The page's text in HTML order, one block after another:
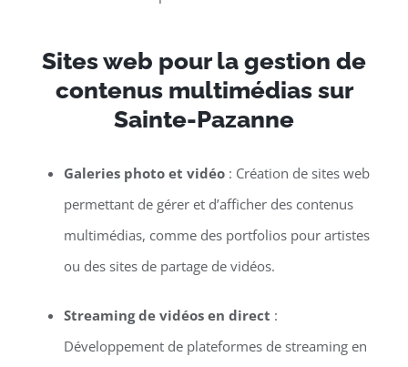
Sites web pour la gestion de
contenus multimédias sur
Sainte-Pazanne
Galeries photo et vidéo: Création de sites web
permettant de gérer et d’afficher des contenus
multimédias, comme des portfolios pour artistes
ou des sites de partage de vidéos.
Streaming de vidéos en direct :
Développement de plateformes de streaming en